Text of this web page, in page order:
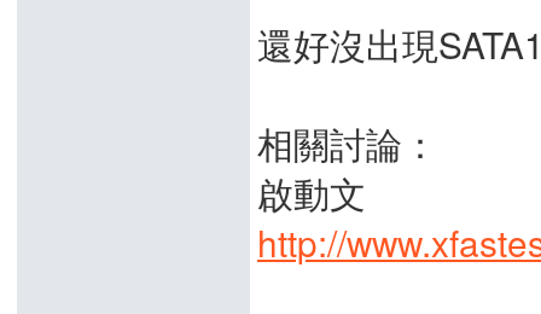
還好沒出現
相關討論：
啟動文
http://